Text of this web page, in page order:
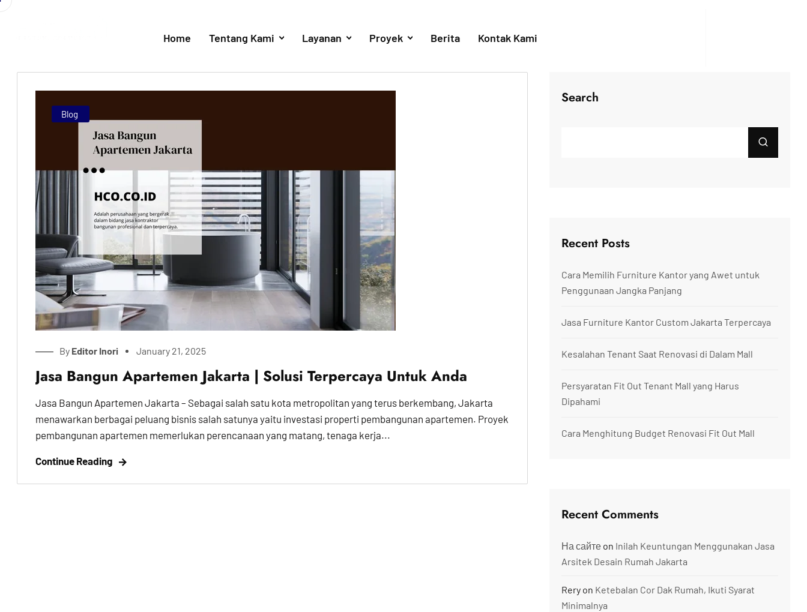
Home Tentang Kami Layanan Proyek Berita Kontak Kami
Blog
By Editor Inori January 21, 2025
Jasa Bangun Apartemen Jakarta | Solusi Terpercaya Untuk Anda
Jasa Bangun Apartemen Jakarta – Sebagai salah satu kota metropolitan yang terus berkembang, Jakarta
menawarkan berbagai peluang bisnis salah satunya yaitu investasi properti pembangunan apartemen. Proyek
pembangunan apartemen memerlukan perencanaan yang matang, tenaga kerja...
Continue Reading
Search
Recent Posts
Cara Memilih Furniture Kantor yang Awet untuk
Penggunaan Jangka Panjang
Jasa Furniture Kantor Custom Jakarta Terpercaya
Kesalahan Tenant Saat Renovasi di Dalam Mall
Persyaratan Fit Out Tenant Mall yang Harus
Dipahami
Cara Menghitung Budget Renovasi Fit Out Mall
Recent Comments
На сайтеon Inilah Keuntungan Menggunakan Jasa
Arsitek Desain Rumah Jakarta
Reryon Ketebalan Cor Dak Rumah, Ikuti Syarat
Minimalnya